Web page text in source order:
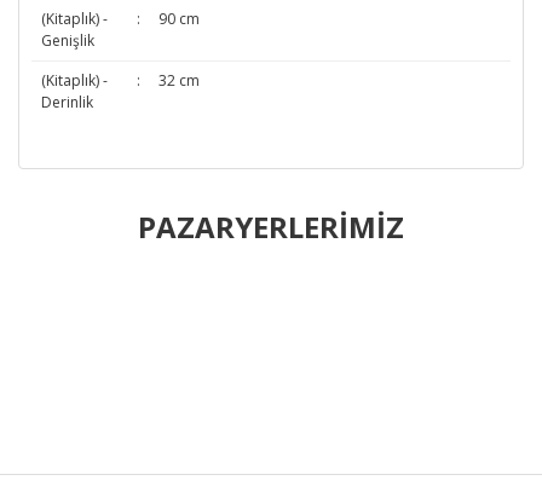
(Kitaplık) -
Genişlik
: 90 cm
(Kitaplık) -
Derinlik
: 32 cm
Bu ürüne ilk yorumu siz yapın!
konularda yetersiz gördüğünüz noktaları öneri formunu
kullanarak tarafımıza iletebilirsiniz.
PAZARYERLERİMİZ